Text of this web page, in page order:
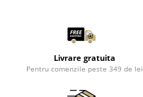
Livrare gratuita
Pentru comenzile peste 349 de lei